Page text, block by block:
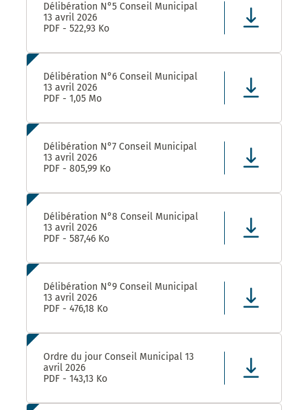
Délibération N°5 Conseil Municipal
13 avril 2026
PDF - 522,93 Ko
Délibération N°6 Conseil Municipal
13 avril 2026
PDF - 1,05 Mo
Délibération N°7 Conseil Municipal
13 avril 2026
PDF - 805,99 Ko
Délibération N°8 Conseil Municipal
13 avril 2026
PDF - 587,46 Ko
Délibération N°9 Conseil Municipal
13 avril 2026
PDF - 476,18 Ko
Ordre du jour Conseil Municipal 13
avril 2026
PDF - 143,13 Ko